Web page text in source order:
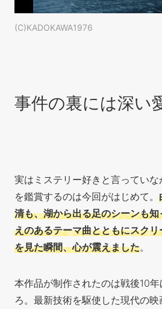
(C)KADOKAWA1976
事件の裏には深い
実はミステリー好きと言っていな
を鑑賞するのは今回がはじめて。
清も、湖から出る足のシーンも
えのあるテーマ曲とともにスク
を見た瞬間、心が震えました。
本作品が制作されたのは戦後10
ろ。最新技術を駆使した現代の